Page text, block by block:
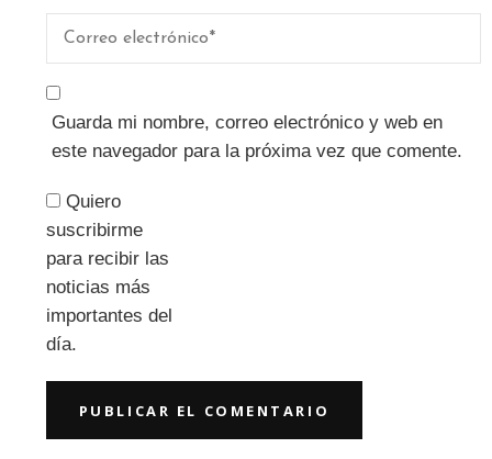
Guarda mi nombre, correo electrónico y web en
este navegador para la próxima vez que comente.
Quiero
suscribirme
para recibir las
noticias más
importantes del
día.